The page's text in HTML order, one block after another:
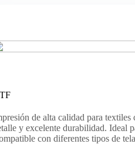
de alta calidad para
y excelente durabilidad. Ideal
con diferentes tipos de